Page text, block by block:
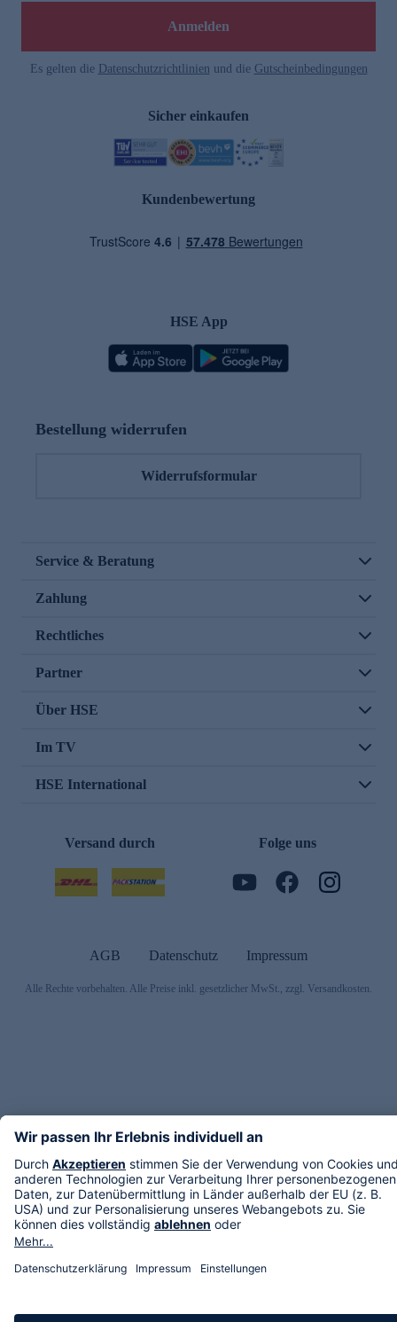
Anmelden
Es gelten die Datenschutzrichtlinien und die Gutscheinbedingungen
Sicher einkaufen
Kundenbewertung
HSE App
Bestellung widerrufen
Widerrufsformular
Service & Beratung
Zahlung
Rechtliches
Partner
Über HSE
Im TV
HSE International
Versand durch Folge uns
AGB Datenschutz Impressum
Alle Rechte vorbehalten. Alle Preise inkl. gesetzlicher MwSt., zzgl. Versandkosten.